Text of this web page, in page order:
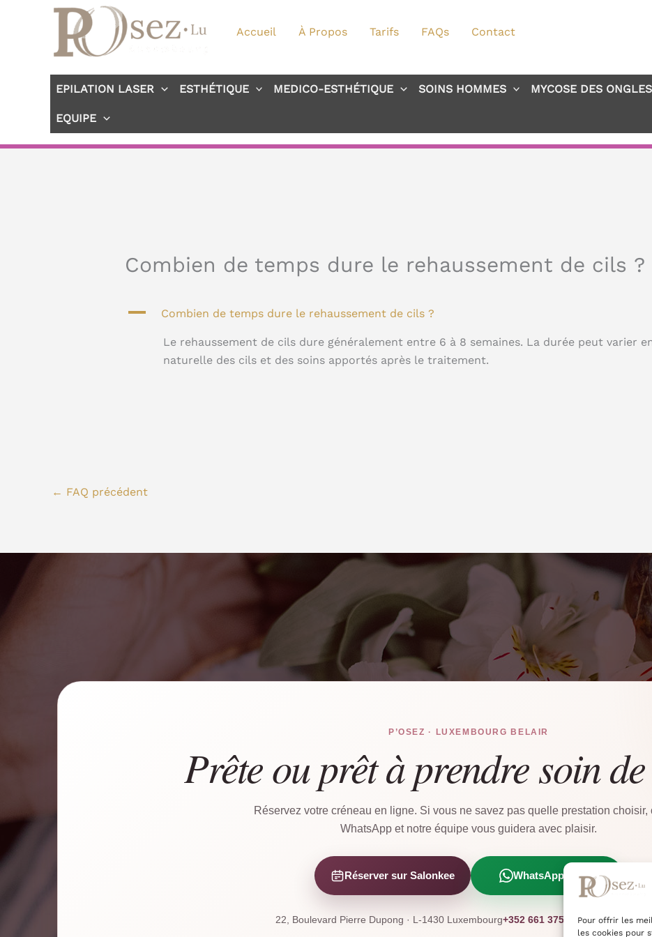
Pour offrir les
les cookies pour
Accueil À Propos Tarifs FAQs Contact
EPILATION LASER ESTHÉTIQUE MEDICO-ESTHÉTIQUE SOINS HOMMES MYCOSE DES ONGLES
EQUIPE
Combien de temps dure le rehaussement de cils ?
A Combien de temps dure le rehaussement de cils ?
Le rehaussement de cils dure généralement entre 6 à 8 semaines. La durée peut varier
naturelle des cils et des soins apportés après le traitement.
← FAQ précédent
P’OSEZ · LUXEMBOURG BELAIR
Prête ou prêt à prendre soin
Réservez votre créneau en ligne. Si vous ne savez pas quelle prestation choisir,
WhatsApp et notre équipe vous guidera avec plaisir.
Réserver sur Salonkee WhatsApp direct
22, Boulevard Pierre Dupong · L-1430 Luxembourg+352 661 375 945+352 27 91 46